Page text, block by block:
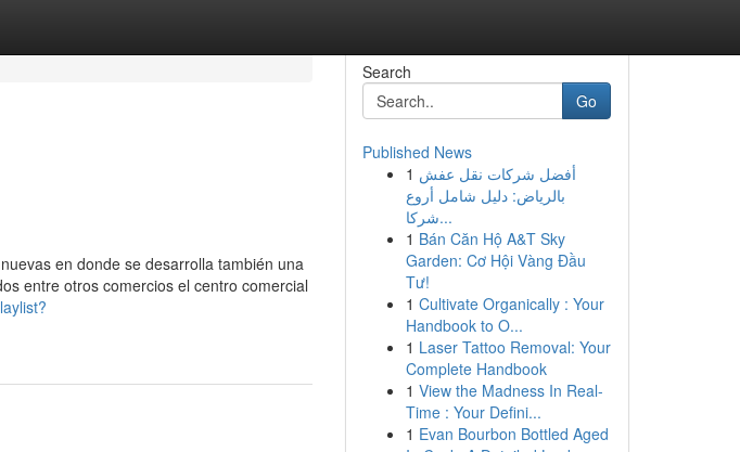
en donde se desarrolla también una
entre otros comercios el centro comercial
Search
Go
Published News
1 أفضل شركات نقل عفش
بالرياض: دليل شامل أروع
شركا...
1 Bán Căn Hộ A&T Sky
Garden: Cơ Hội Vàng Đầu
Tư!
1 Cultivate Organically : Your
Handbook to O...
1 Laser Tattoo Removal: Your
Complete Handbook
1 View the Madness In Real-
Time : Your Defini...
1 Evan Bourbon Bottled Aged